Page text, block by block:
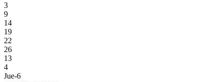
3
9
14
19
22
26
13
4
Jue-6